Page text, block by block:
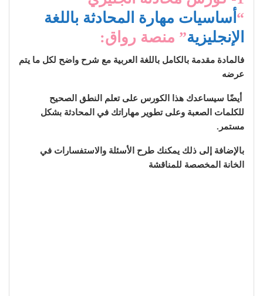
“ أساسيات مهارة المحادثة باللغة
الإنجليزية” منصة رواق:
فالمادة مقدمة بالكامل باللغة العربية مع شرح واضح لكل ما يتم
عرضه
أيضًا سيساعدك هذا الكورس على تعلم النطق الصحيح
للكلمات الصعبة وعلى تطوير مهاراتك في المحادثة بشكل
مستمر.
بالإضافة إلى ذلك يمكنك طرح الأسئلة والاستفسارات في
الخانة المخصصة للمناقشة